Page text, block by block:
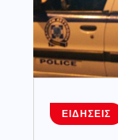
ΕΙΔΉΣΕΙΣ